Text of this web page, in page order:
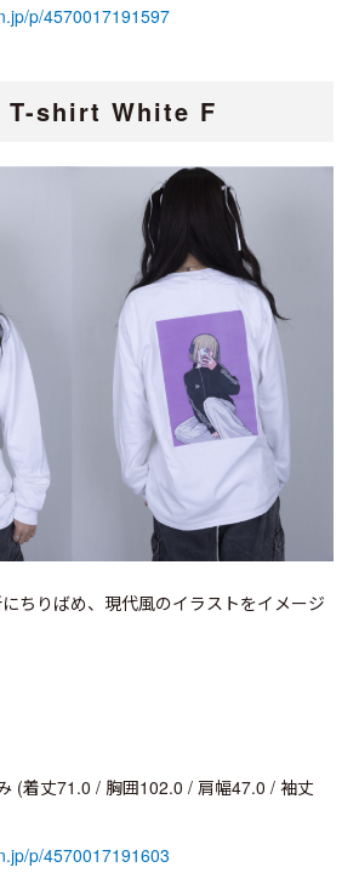
p/4570017191597
T-shirt White F
ちりばめ、現代風のイラストをイメージ
(着丈71.0 / 胸囲102.0 / 肩幅47.0 / 袖丈
p/4570017191603